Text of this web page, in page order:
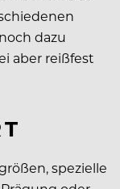
dazu
aber reißfest
spezielle